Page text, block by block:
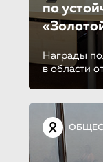
по
Награды
в области